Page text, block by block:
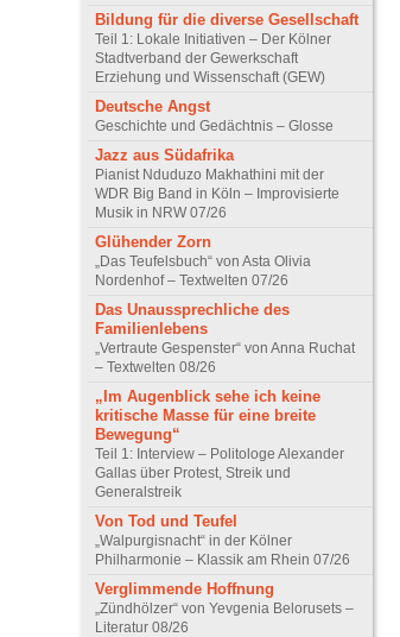
Bildung für die diverse Gesellschaft
Teil 1: Lokale Initiativen – Der Kölner
Stadtverband der Gewerkschaft
Erziehung und Wissenschaft (GEW)
Deutsche Angst
Geschichte und Gedächtnis – Glosse
Jazz aus Südafrika
Pianist Nduduzo Makhathini mit der
WDR Big Band in Köln – Improvisierte
Musik in NRW 07/26
Glühender Zorn
„Das Teufelsbuch“ von Asta Olivia
Nordenhof – Textwelten 07/26
Das Unaussprechliche des
Familienlebens
„Vertraute Gespenster“ von Anna Ruchat
– Textwelten 08/26
„Im Augenblick sehe ich keine
kritische Masse für eine breite
Bewegung“
Teil 1: Interview – Politologe Alexander
Gallas über Protest, Streik und
Generalstreik
Von Tod und Teufel
„Walpurgisnacht“ in der Kölner
Philharmonie – Klassik am Rhein 07/26
Verglimmende Hoffnung
„Zündhölzer“ von Yevgenia Belorusets –
Literatur 08/26